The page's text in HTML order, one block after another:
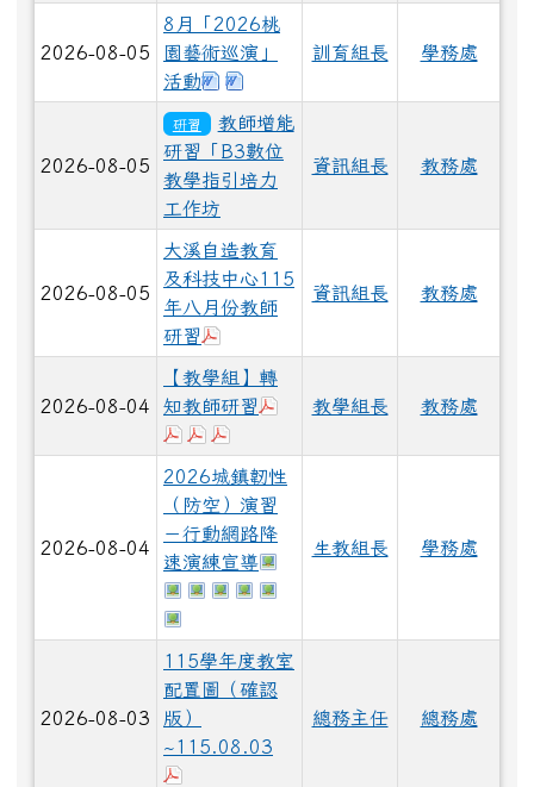
2026-08-05
8月「2026桃
園藝術巡演」
活動
下載：2026桃園藝術巡演新屋場-
訓育組長 學務處
2026-08-05
研習
教師增能
研習「B3數位
教學指引培力
工作坊
資訊組長 教務處
2026-08-05
大溪自造教育
及科技中心115
年八月份教師
研習
資訊組長 教務處
2026-08-04
【教學組】轉
知教師研習
下載：115年度教師專業成
下載：115年度教師專業成長研習實施
下載：115學年度國小社會領域召集
教學組長 教務處
2026-08-04
2026城鎮韌性
（防空）演習
－行動網路降
速演練宣導
於彈跳視窗觀看：
於彈跳視窗觀看：
於彈跳視窗觀看：
於彈跳視窗觀看：
於彈跳視窗觀看：
生教組長 學務處
2026-08-03
115學年度教室
配置圖（確認
版）
~115.08.03
總務主任 總務處